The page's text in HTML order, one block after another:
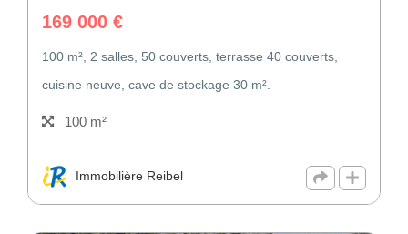
Accès sécurisé
Vidéophone
Climatisation
Pré-équipement
169 000 €
100 m², 2 salles, 50 couverts, terrasse 40 couverts,
cuisine neuve, cave de stockage 30 m².
100 m²
Immobilière Reibel